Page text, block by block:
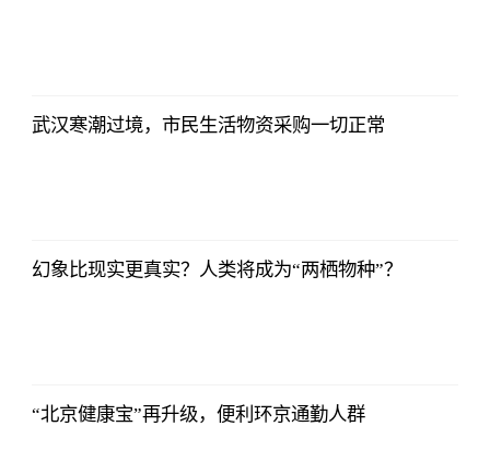
武汉寒潮过境，市民生活物资采购一切正常
幻象比现实更真实？人类将成为“两栖物种”？
“北京健康宝”再升级，便利环京通勤人群